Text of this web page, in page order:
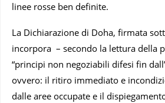
linee rosse ben definite.
La Dichiarazione di Doha, firmata
incorpora – secondo la lettura della
“principi non negoziabili difesi fin
ovvero: il ritiro immediato e
dalle aree occupate e il